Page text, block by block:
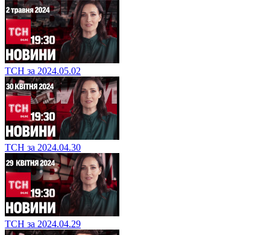
ТСН за 2024.05.02
ТСН за 2024.04.30
ТСН за 2024.04.29